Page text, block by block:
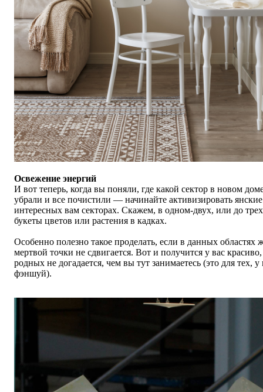
Освежение энергий
И вот теперь, когда вы поняли, где какой сектор в новом
убрали и все почистили — начинайте активизировать
интересных вам секторах. Скажем, в одном-двух, или до
букеты цветов или растения в кадках.
Особенно полезно такое проделать, если в данных областях
мертвой точки не сдвигается. Вот и получится у вас
родных не догадается, чем вы тут занимаетесь (это для тех, у
фэншуй).